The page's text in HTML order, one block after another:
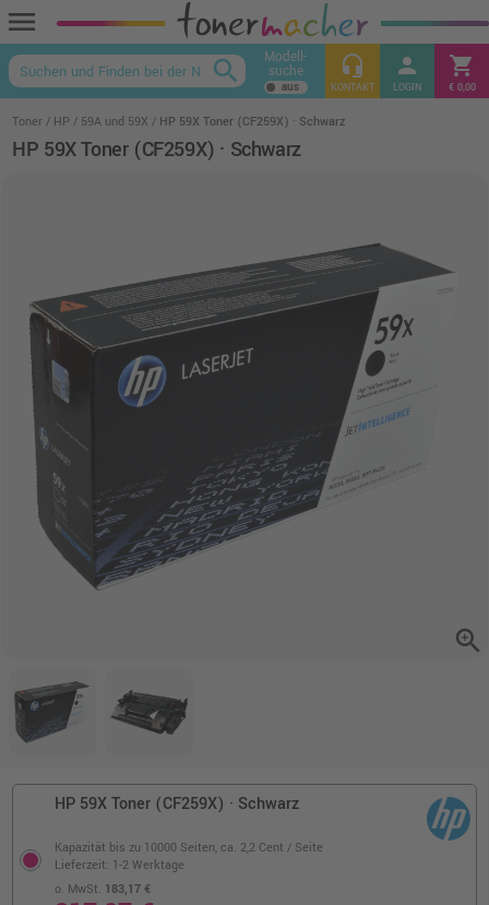
menu
keyboard_arrow_up
search Modell-
suche headset_mic
KONTAKT
person
LOGIN
shopping_cart
€ 0,00
Toner HP 59A und 59X HP 59X Toner (CF259X) · Schwarz
HP 59X Toner (CF259X) · Schwarz
zoom_in
HP 59X Toner (CF259X) · Schwarz
Kapazität bis zu 10000 Seiten, ca. 2,2 Cent / Seite
o. MwSt. 183,17 €
Lieferzeit: 1-2 Werktage